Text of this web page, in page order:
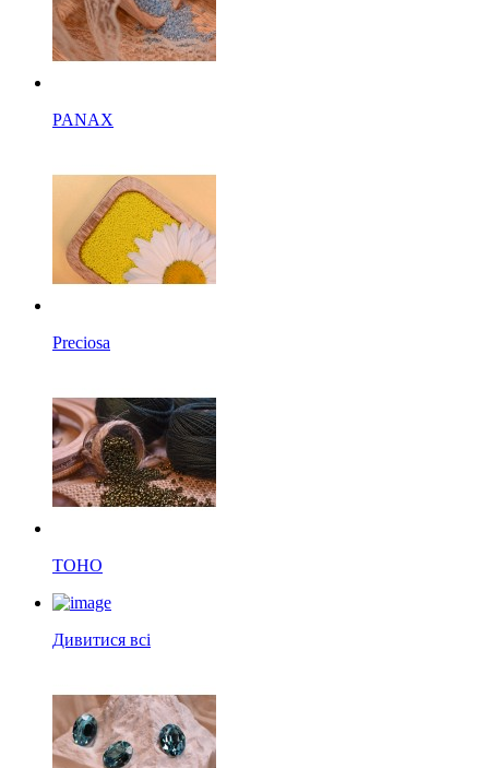
PANAX
Preciosa
TOHO
Дивитися всі